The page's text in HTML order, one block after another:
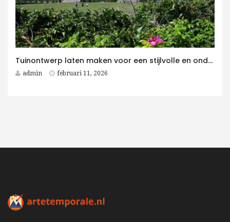
Tuinontwerp laten maken voor een stijlvolle en onderhoudsvriendelijke villatuin
admin februari 11, 2026